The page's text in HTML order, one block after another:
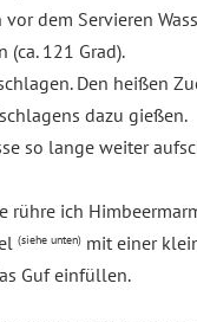
dem Servieren
(ca. 121 Grad).
Den heißen
dazu gießen.
so lange weiter
rühre ich
(siehe unten)mit einer
Guf einfüllen.